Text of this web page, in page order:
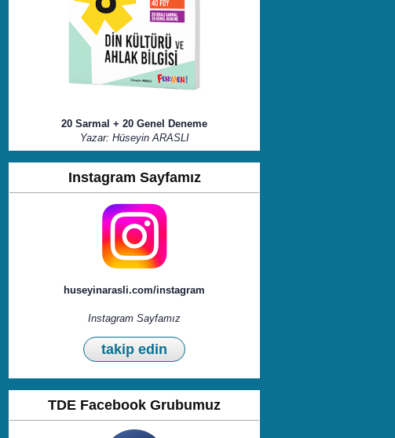
20 Sarmal + 20 Genel Deneme
Yazar: Hüseyin ARASLI
Instagram Sayfamız
huseyinarasli.com/instagram
Instagram Sayfamız
takip edin
TDE Facebook Grubumuz